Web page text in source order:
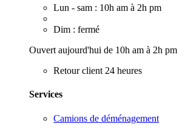
Lun - sam : 10h am à 2h pm
Dim : fermé
Ouvert aujourd'hui de 10h am à 2h pm
Retour client 24 heures
Services
Camions de déménagement